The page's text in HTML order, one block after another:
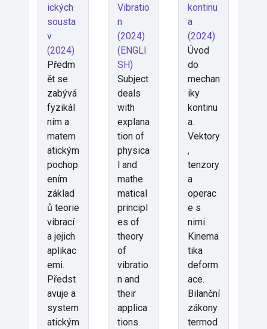
ických
sousta
v
(2024)
Předm
ět se
zabývá
fyzikál
ním a
matem
atickým
pochop
ením
základ
ů teorie
vibrací
a jejich
aplikac
emi.
Předst
avuje a
system
atickým
Vibratio
n
(2024)
(ENGLI
SH)
Subject
deals
with
explana
tion of
physica
l and
mathe
matical
principl
es of
theory
of
vibratio
n and
their
applica
tions.
kontinu
a
(2024)
Úvod
do
mechan
iky
kontinu
a.
Vektory
,
tenzory
a
operac
e s
nimi.
Kinema
tika
deform
ace.
Bilanční
zákony
termod